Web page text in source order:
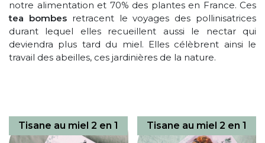
notre alimentation et 70% des plantes en France. Ces
tea bombesretracent le voyages des pollinisatrices
durant lequel elles recueillent aussi le nectar qui
deviendra plus tard du miel. Elles célèbrent ainsi le
travail des abeilles, ces jardinières de la nature.
Tisane au miel 2 en 1 Tisane au miel 2 en 1